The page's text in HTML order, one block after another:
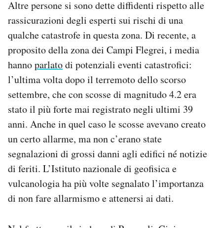
Altre persone si sono dette diffidenti rispetto alle
rassicurazioni degli esperti sui rischi di una
qualche catastrofe in questa zona. Di recente, a
proposito della zona dei Campi Flegrei, i media
hannoparlatodi potenziali eventi catastrofici:
l’ultima volta dopo il terremoto dello scorso
settembre, che con scosse di magnitudo 4.2 era
stato il più forte mai registrato negli ultimi 39
anni. Anche in quel caso le scosse avevano creato
un certo allarme, ma non c’erano state
segnalazioni di grossi danni agli edifici né notizie
di feriti. L’Istituto nazionale di geofisica e
vulcanologia ha più volte segnalato l’importanza
di non fare allarmismo e attenersi ai dati.